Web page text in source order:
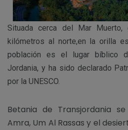
Situada cerca del Mar Muerto,
kilómetros al norte,en la orilla
población es el lugar bíblico
Jordania, y ha sido declarado
por la UNESCO.
Betania de Transjordania
Amra, Um Al Rassas y el